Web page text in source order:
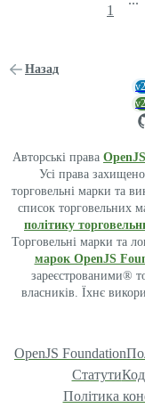
Назад
1
Авторські права
Усі права захищено.
торговельні марки та
список торговельних
політику
Торговельні марки та
марок OpenJS
зареєстрованими®
власників. Їхнє
OpenJS Foundation
Статути
Політика